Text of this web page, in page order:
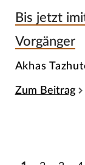
Bis jetzt
Vorgänger
Akhas
Zum Beitrag